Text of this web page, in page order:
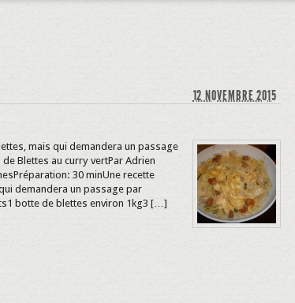
12 NOVEMBRE 2015
mais qui demandera un passage
Blettes au curry vertPar Adrien
30 minUne recette
demandera un passage par
botte de blettes environ 1kg3 […]